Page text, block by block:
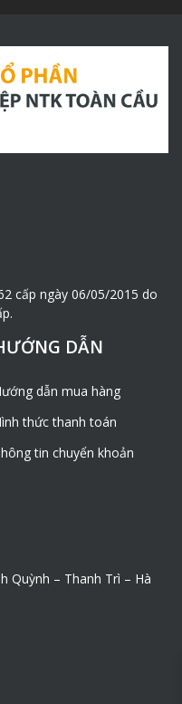
cấp ngày 06/05/2015 do
DẪN
dẫn mua hàng
thức thanh toán
tin chuyển khoản
Quỳnh – Thanh Trì – Hà